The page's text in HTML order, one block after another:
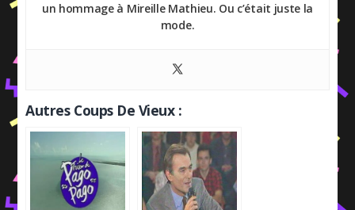
un hommage à Mireille Mathieu. Ou c’était juste la
mode.
Autres Coups De Vieux :